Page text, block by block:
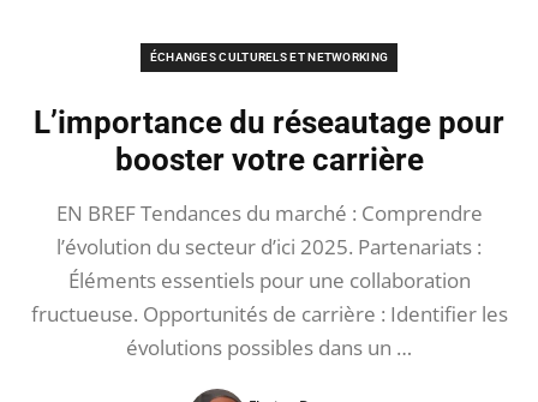
ÉCHANGES CULTURELS ET NETWORKING
L’importance du réseautage pour
booster votre carrière
EN BREF Tendances du marché : Comprendre
l’évolution du secteur d’ici 2025. Partenariats :
Éléments essentiels pour une collaboration
fructueuse. Opportunités de carrière : Identifier les
évolutions possibles dans un …